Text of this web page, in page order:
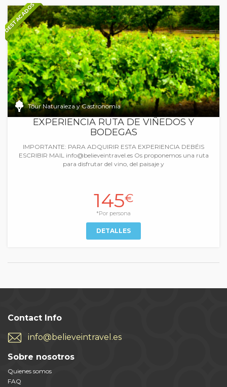
DESTACADOS
Tour Naturaleza y Gastronomía
EXPERIENCIA RUTA DE VIÑEDOS Y
BODEGAS
IMPORTANTE: PARA ADQUIRIR ESTA EXPERIENCIA DEBÉIS
ESCRIBIR MAIL info@believeintravel.es Os proponemos una ruta
para disfrutar del vino, del paisaje y
145€
*Por persona
DETALLES
Contact Info
info@believeintravel.es
Sobre nosotros
Quienes somos
FAQ